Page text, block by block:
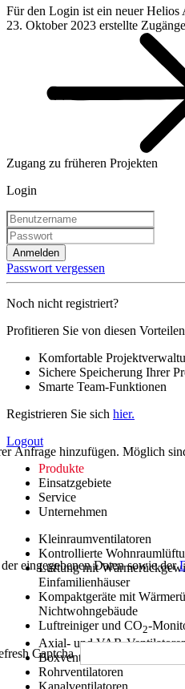
Für den Login ist ein neuer
23. Oktober 2023 erstellte
Zugang zu früheren Projekten
Login
Anmelden
Passwort vergessen
Noch nicht registriert?
Profitieren Sie von diesen
Komfortable
Sichere Speicherung Ihrer
Smarte Team-Funktionen
Registrieren Sie sich hier.
Logout
Produkte
Einsatzgebiete
Service
Unternehmen
Kleinraumventilatoren
Kontrollierte
Lüftung mit
Einfamilienhäuser
Kompaktgeräte mit
Nichtwohngebäude
Luftreiniger und CO2-
Axial- und VAR-
Boxventilatoren
Rohrventilatoren
Anfrage hinzufügen. Möglich
eingegebenen Daten sowie der